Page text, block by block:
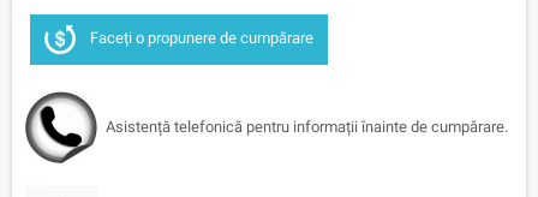
Faceți o propunere de cumpărare
Asistență telefonică pentru informații înainte de cumpărare.